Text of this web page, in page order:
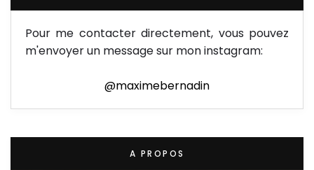
Pour me contacter directement, vous pouvez
m'envoyer un message sur mon instagram:
@maximebernadin
A PROPOS